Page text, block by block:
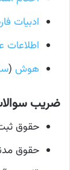
ادبیات
اطلاعات
هوش (
ضریب
حقوق
حقوق